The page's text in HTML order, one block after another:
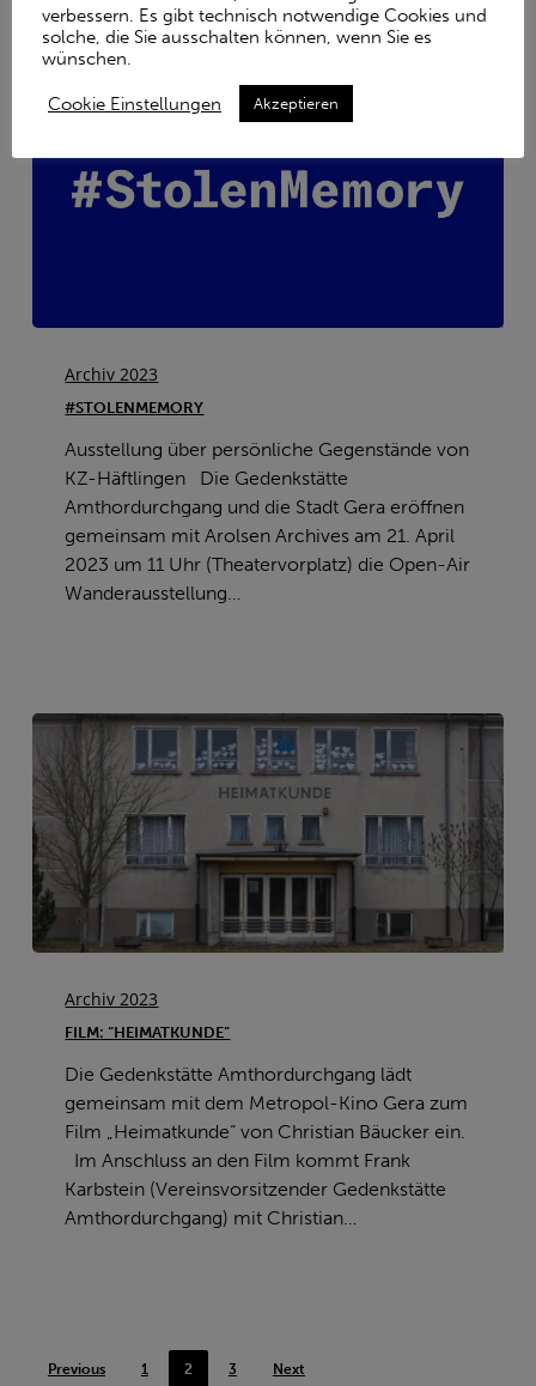
Archiv 2023
#STOLENMEMORY
Ausstellung über persönliche Gegenstände von
KZ-Häftlingen Die Gedenkstätte
Amthordurchgang und die Stadt Gera eröffnen
gemeinsam mit Arolsen Archives am 21. April
2023 um 11 Uhr (Theatervorplatz) die Open-Air
Wanderausstellung…
“Heimatkunde”
Archiv 2023
FILM: “HEIMATKUNDE”
Die Gedenkstätte Amthordurchgang lädt
gemeinsam mit dem Metropol-Kino Gera zum
Film „Heimatkunde“ von Christian Bäucker ein.
Im Anschluss an den Film kommt Frank
Karbstein (Vereinsvorsitzender Gedenkstätte
Amthordurchgang) mit Christian…
Previous 1 2 3 Next
verbessern. Es gibt technisch notwendige Cookies und
solche, die Sie ausschalten können, wenn Sie es
wünschen.
Cookie Einstellungen Akzeptieren